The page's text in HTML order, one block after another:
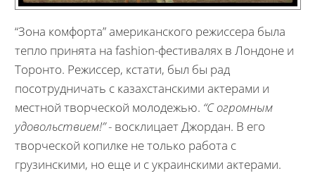
“Зона комфорта” американского режиссера была
тепло принята на fashion-фестивалях в Лондоне и
Торонто. Режиссер, кстати, был бы рад
посотрудничать с казахстанскими актерами и
местной творческой молодежью. “С огромным
удовольствием!”- восклицает Джордан. В его
творческой копилке не только работа с
грузинскими, но еще и с украинскими актерами.